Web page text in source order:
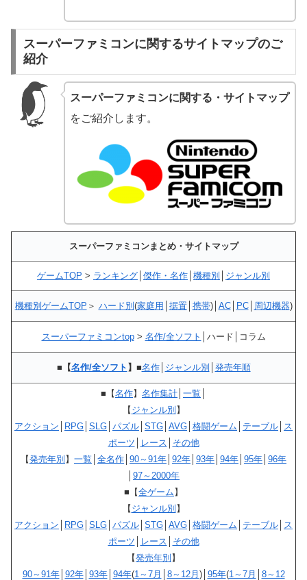
スーパーファミコンに関するサイトマップのご
紹介
スーパーファミコンに関する・サイトマップ
をご紹介します。
スーパーファミコンまとめ・サイトマップ
ゲームTOP > ランキング 傑作・名作 機種別 ジャンル別
機種別ゲームTOP ＞ ハード別(家庭用 据置│ 携帯)│ AC│ PC│ 周辺機器)
スーパーファミコンtop> 名作/全ソフト │ハード│コラム
■【名作/全ソフト 】■名作│ ジャンル別 発売年順
■ 【名作】 名作集計 一覧
【ジャンル別】
アクション
RPG SLG パズル STG AVG 格闘ゲーム テーブル
ス
ポーツ
レース
その他
【発売年別】 一覧 全名作 90～91年 92年 93年 94年 95年 96年
97～2000年
■ 【全ゲーム】
【ジャンル別】
アクション
RPG SLG パズル STG AVG 格闘ゲーム テーブル
ス
ポーツ
レース
その他
【発売年別】
90～91年│ 92年│ 93年│ 94年(1～7月 8～12月)│ 95年(1～7月
8～12